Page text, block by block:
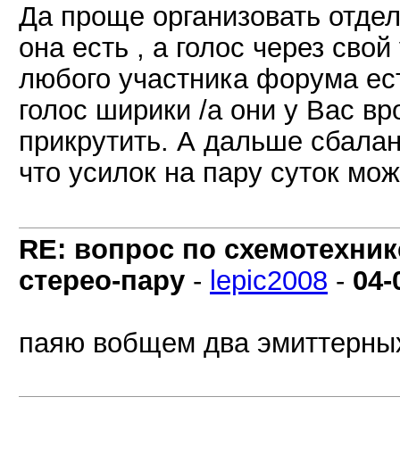
Да проще организовать
она есть , а голос через
любого участника форума
голос ширики /а они у Вас
прикрутить. А дальше
что усилок на пару суток
RE: вопрос по
стерео-пару - lepic2008 - 04-
паяю вобщем два